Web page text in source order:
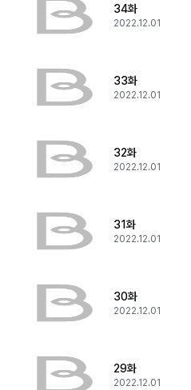
34화
2022.12.01
33화
2022.12.01
32화
2022.12.01
31화
2022.12.01
30화
2022.12.01
29화
2022.12.01